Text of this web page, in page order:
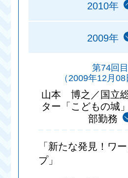
2010年
2009年
第74回目
（2009年12月08
山本 博之／国立
ター「こどもの城
部勤務
「新たな発見！ワ
プ」